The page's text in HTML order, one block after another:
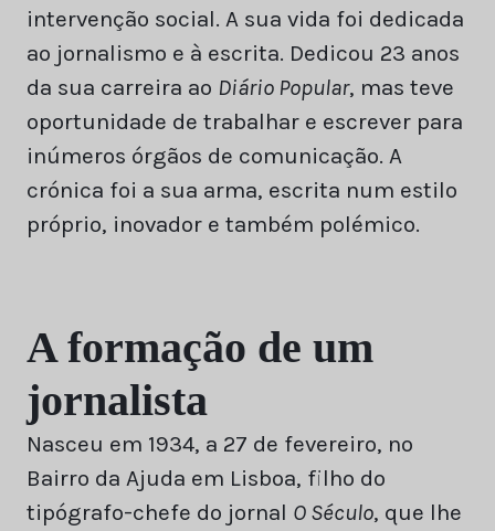
intervenção social. A sua vida foi dedicada
ao jornalismo e à escrita. Dedicou 23 anos
da sua carreira ao Diário Popular, mas teve
oportunidade de trabalhar e escrever para
inúmeros órgãos de comunicação. A
crónica foi a sua arma, escrita num estilo
próprio, inovador e também polémico.
A formação de um
jornalista
Nasceu em 1934, a 27 de fevereiro, no
Bairro da Ajuda em Lisboa, filho do
tipógrafo-chefe do jornal O Século, que lhe